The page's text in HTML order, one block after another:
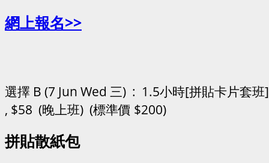
網上報名>>
選擇 B (7 Jun Wed 三) : 1.5小時[拼貼卡片套
, $58 (晚上班) (標準價 $200)
拼貼散紙包